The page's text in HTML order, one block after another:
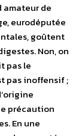
de
eurodéputée
goûtent
Non, on
pas le
pas inoffensif ;
précaution
En une